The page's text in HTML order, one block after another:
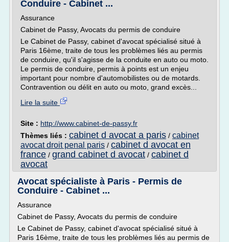
Conduire - Cabinet ...
Assurance
Cabinet de Passy, Avocats du permis de conduire
Le Cabinet de Passy, cabinet d'avocat spécialisé situé à
Paris 16ème, traite de tous les problèmes liés au permis
de conduire, qu'il s'agisse de la conduite en auto ou moto.
Le permis de conduire, permis à points est un enjeu
important pour nombre d'automobilistes ou de motards.
Contravention ou délit en auto ou moto, grand excès...
Lire la suite
Site : http://www.cabinet-de-passy.fr
Thèmes liés : cabinet d avocat a paris / cabinet
avocat droit penal paris / cabinet d avocat en
france / grand cabinet d avocat / cabinet d
avocat
Avocat spécialiste à Paris - Permis de
Conduire - Cabinet ...
Assurance
Cabinet de Passy, Avocats du permis de conduire
Le Cabinet de Passy, cabinet d'avocat spécialisé situé à
Paris 16ème, traite de tous les problèmes liés au permis de